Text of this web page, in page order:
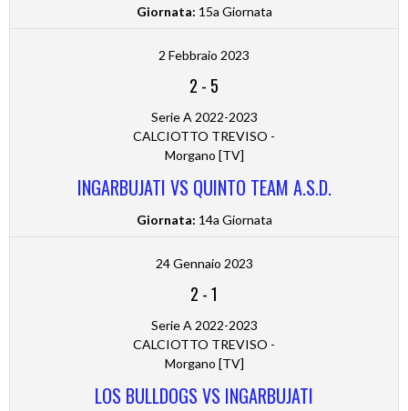
Giornata: 15a Giornata
2 Febbraio 2023
2 - 5
Serie A 2022-2023
CALCIOTTO TREVISO -
Morgano [TV]
INGARBUJATI VS QUINTO TEAM A.S.D.
Giornata: 14a Giornata
24 Gennaio 2023
2 -1
Serie A 2022-2023
CALCIOTTO TREVISO -
Morgano [TV]
LOS BULLDOGS VS INGARBUJATI